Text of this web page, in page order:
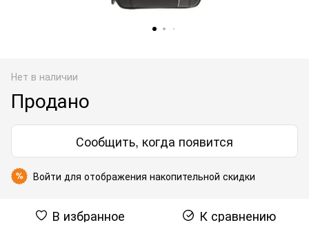
Нет в наличии
Продано
Сообщить, когда появится
% Войти для отображения накопительной скидки
В избранное К сравнению